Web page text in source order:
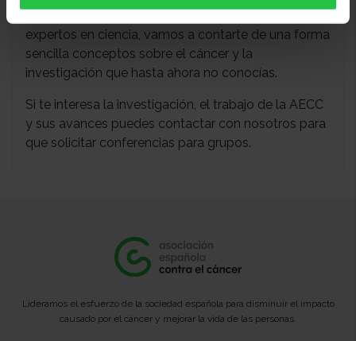
expertos en ciencia, vamos a contarte de una forma
sencilla conceptos sobre el cáncer y la
investigación que hasta ahora no conocías.
Si te interesa la investigación, el trabajo de la AECC
y sus avances puedes contactar con nosotros para
que solicitar conferencias para grupos.
Lideramos el esfuerzo de la sociedad española para disminuir el impacto
causado por el cáncer y mejorar la vida de las personas.